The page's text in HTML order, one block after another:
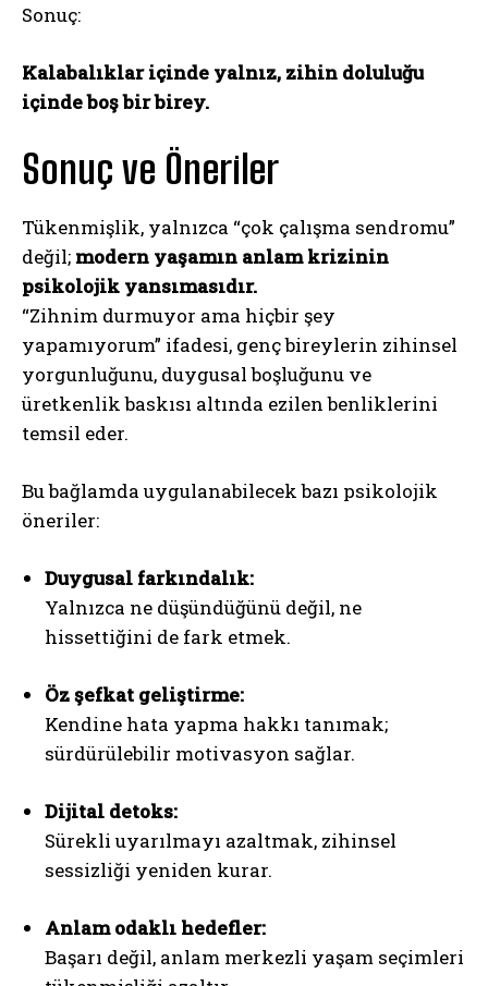
ABONE OL
Sonuç:
Kalabalıklar içinde yalnız, zihin doluluğu
içinde boş bir birey.
Sonuç ve Öneriler
Tükenmişlik, yalnızca “çok çalışma sendromu”
değil; modern yaşamın anlam krizinin
psikolojik yansımasıdır.
“Zihnim durmuyor ama hiçbir şey
yapamıyorum” ifadesi, genç bireylerin zihinsel
yorgunluğunu, duygusal boşluğunu ve
üretkenlik baskısı altında ezilen benliklerini
temsil eder.
Bu bağlamda uygulanabilecek bazı psikolojik
öneriler:
Duygusal farkındalık:
Yalnızca ne düşündüğünü değil, ne
hissettiğini de fark etmek.
Öz şefkat geliştirme:
Kendine hata yapma hakkı tanımak;
sürdürülebilir motivasyon sağlar.
Dijital detoks:
Sürekli uyarılmayı azaltmak, zihinsel
sessizliği yeniden kurar.
Anlam odaklı hedefler:
Başarı değil, anlam merkezli yaşam seçimleri